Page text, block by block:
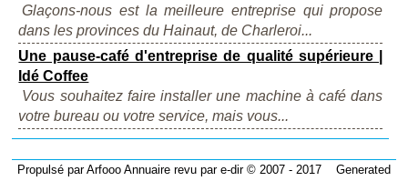
Glaçons-nous est la meilleure entreprise qui propose
dans les provinces du Hainaut, de Charleroi...
Une pause-café d'entreprise de qualité supérieure |
Idé Coffee
Vous souhaitez faire installer une machine à café dans
votre bureau ou votre service, mais vous...
Propulsé parArfooo Annuairerevu par e-dir© 2007 - 2017 Generated